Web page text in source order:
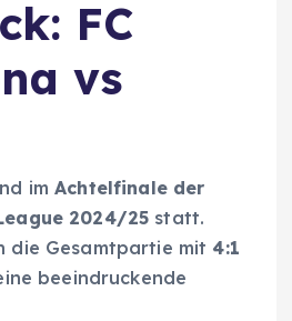
FC
vs
imAchtelfinale der
2024/25 statt.
die Gesamtpartie mit 4:1
beeindruckende